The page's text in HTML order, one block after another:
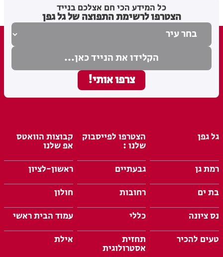
כל המידע הכי חם אצלכם בנייד
הצטרפו לרשימת התפוצה של גל גפן
גל גפן הצטרפו לפייסבוק
שלנו :
קבוצות הוואטס
אפ שלנו
רמת גן
גבעתיים
ראשון-לציון
בת ים
רחובות
חולון
נס ציונה
כללי
עמוד הבית ראשי
טעים להכיר
תחזית
אסטרולוגית
אילת